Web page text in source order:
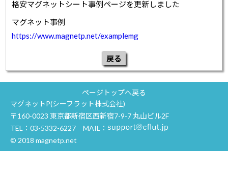
格安マグネットシート事例ページを更新しました
マグネット事例
https://www.magnetp.net/examplemg
戻る
ページトップへ戻る
マグネットP(シーフラット株式会社)
〒160-0023 東京都新宿区西新宿7-9-7 丸山ビル2F
TEL： 03-5332-6227MAIL：
© 2018 magnetp.net